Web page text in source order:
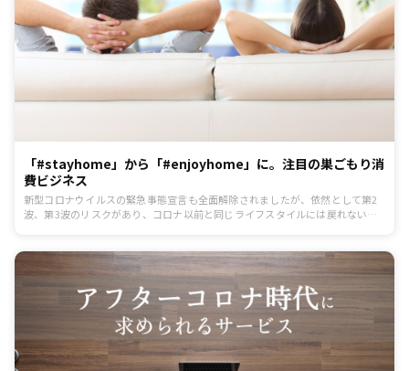
「#stayhome」から「#enjoyhome」に。注目の巣ごもり消
費ビジネス
新型コロナウイルスの緊急事態宣言も全面解除されましたが、依然として第2
波、第3波のリスクがあり、コロナ以前と同じライフスタイルには戻れないと
ます。自宅で楽しむことを主眼においた、巣ごもり消費のサービスや商品には
一体どんなものがあるのでしょうか？